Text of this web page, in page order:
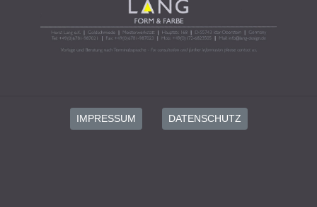
IMPRESSUM DATENSCHUTZ